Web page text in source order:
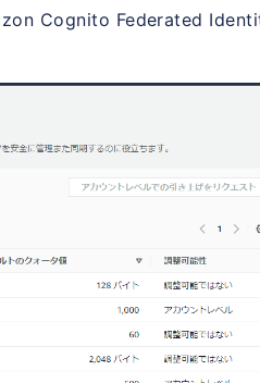
Cognito Federated